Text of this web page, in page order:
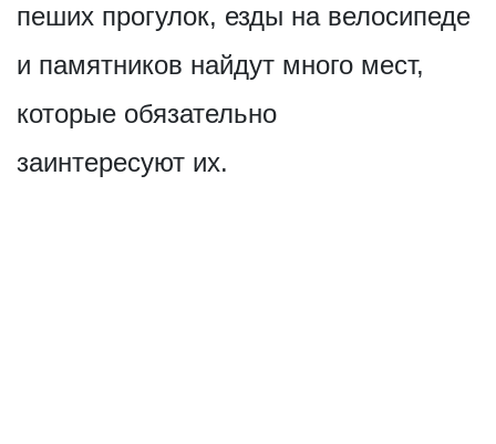
пеших прогулок, езды на велосипеде
и памятников найдут много мест,
которые обязательно
заинтересуют их.